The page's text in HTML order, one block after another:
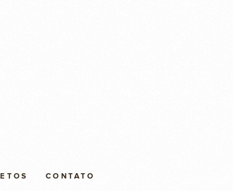
CONTATO